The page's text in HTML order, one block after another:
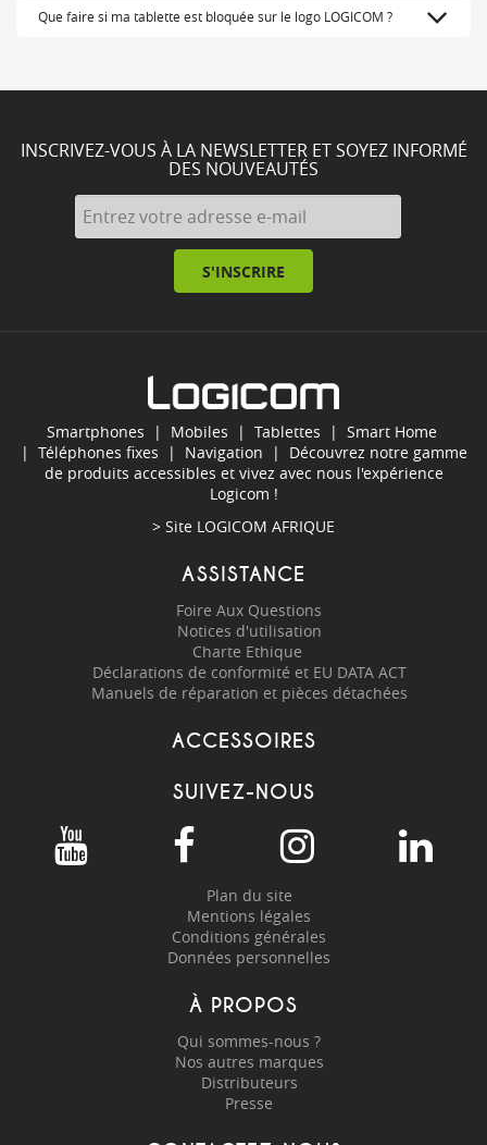
Que faire si ma tablette est bloquée sur le logo LOGICOM ?
INSCRIVEZ-VOUS À LA NEWSLETTER ET SOYEZ INFORMÉ
DES NOUVEAUTÉS
S'INSCRIRE
Smartphones | Mobiles | Tablettes | Smart Home
| Téléphones fixes | Navigation | Découvrez notre gamme
de produits accessibles et vivez avec nous l'expérience
Logicom !
> Site LOGICOM AFRIQUE
ASSISTANCE
Foire Aux Questions
Notices d'utilisation
Charte Ethique
Déclarations de conformité et EU DATA ACT
Manuels de réparation et pièces détachées
ACCESSOIRES
SUIVEZ-NOUS
Plan du site
Mentions légales
Conditions générales
Données personnelles
À PROPOS
Qui sommes-nous ?
Nos autres marques
Distributeurs
Presse